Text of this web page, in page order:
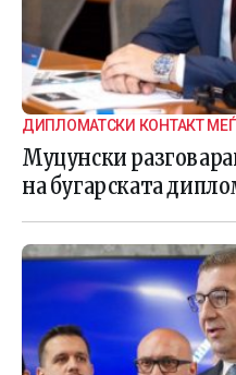
ДИПЛОМАТСКИ КОНТАКТ
Муцунски
на бугарската